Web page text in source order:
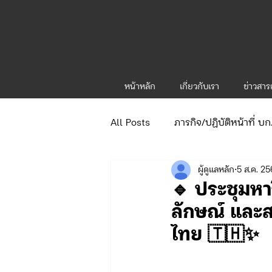
หน้าหลัก เกี่ยวกับเรา ข่าวสา
All Posts ภารกิจ/ปฏิบัติหน้าที่ บก
ข่าวประกาศและคำสั่ง ข่าวรั
จัดซื้อจัดจ้าง/แผน/ตัวชี้วัด ทท.1
🔹 ประชุมห
ลักษณ์ และส
ไทย 🇹🇭✨
ผู้ดูแลหลัก 5 ส.ค.